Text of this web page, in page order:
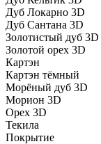
Дуб Локарно 3D
Дуб Сантана 3D
Золотистый дуб 3D
Золотой орех 3D
Картэн
Картэн тёмный
Морёный дуб 3D
Морион 3D
Орех 3D
Текила
Покрытие